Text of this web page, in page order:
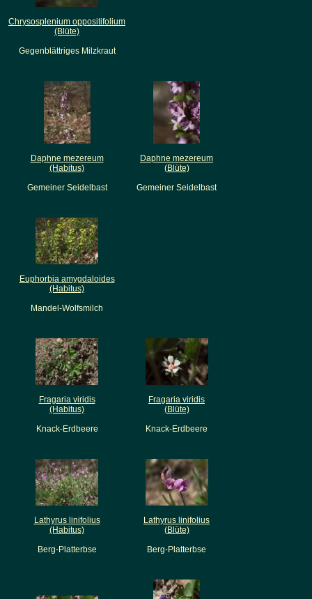
Chrysosplenium oppositifolium
(Blüte)
Gegenblättriges Milzkraut
Daphne mezereum
(Habitus)
Gemeiner Seidelbast
Daphne mezereum
(Blüte)
Gemeiner Seidelbast
Euphorbia amygdaloides
(Habitus)
Mandel-Wolfsmilch
Fragaria viridis
(Habitus)
Knack-Erdbeere
Fragaria viridis
(Blüte)
Knack-Erdbeere
Lathyrus linifolius
(Habitus)
Berg-Platterbse
Lathyrus linifolius
(Blüte)
Berg-Platterbse